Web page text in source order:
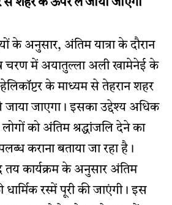
के अनुसार, अंतिम यात्रा के दौरान
चरण में अयातुल्ला अली खामेनेई के
के माध्यम से तेहरान शहर
जाएगा। इसका उद्देश्य अधिक
को अंतिम श्रद्धांजलि देने का
कराना बताया जा रहा है।
कार्यक्रम के अनुसार अंतिम
धार्मिक रस्में पूरी की जाएंगी। इस